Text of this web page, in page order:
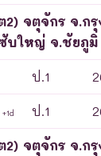
2) จตุจักร จ.ก
บใหญ่ จ.ชัยภูมิ
ป.1
+1d ป.1
2) จตุจักร จ.ก